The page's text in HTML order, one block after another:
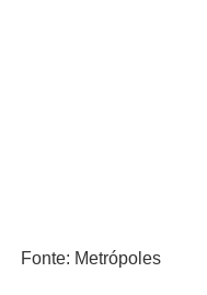
Fonte: Metrópoles